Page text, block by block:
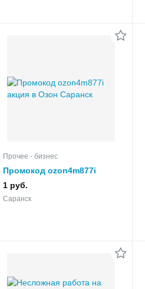
Прочее - бизнес
Промокод ozon4m877i
акция в Озон
1 руб.
Саранск